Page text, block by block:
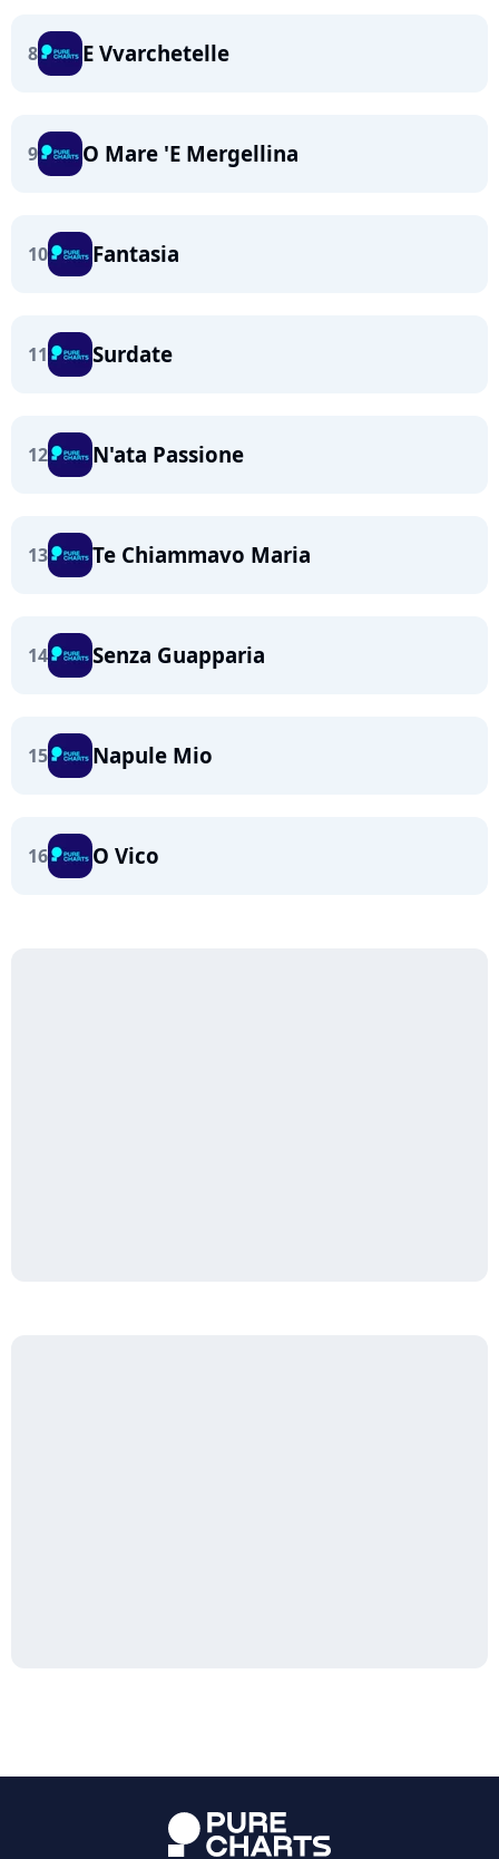
8 E Vvarchetelle
9 O Mare 'E Mergellina
10 Fantasia
11 Surdate
12 N'ata Passione
13 Te Chiammavo Maria
14 Senza Guapparia
15 Napule Mio
16 O Vico